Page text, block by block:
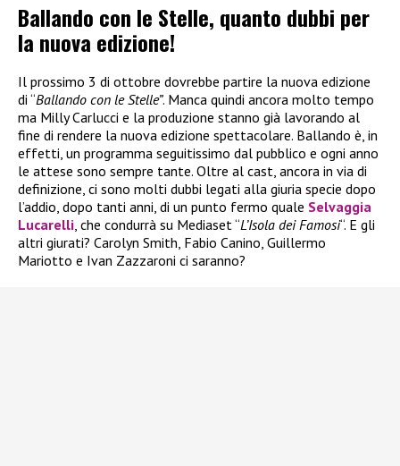
Ballando con le Stelle, quanto dubbi per
la nuova edizione!
Il prossimo 3 di ottobre dovrebbe partire la nuova edizione
di “Ballando con le Stelle”. Manca quindi ancora molto tempo
ma Milly Carlucci e la produzione stanno già lavorando al
fine di rendere la nuova edizione spettacolare. Ballando è, in
effetti, un programma seguitissimo dal pubblico e ogni anno
le attese sono sempre tante. Oltre al cast, ancora in via di
definizione, ci sono molti dubbi legati alla giuria specie dopo
l’addio, dopo tanti anni, di un punto fermo quale Selvaggia
Lucarelli, che condurrà su Mediaset “L’Isola dei Famosi“. E gli
altri giurati? Carolyn Smith, Fabio Canino, Guillermo
Mariotto e Ivan Zazzaroni ci saranno?